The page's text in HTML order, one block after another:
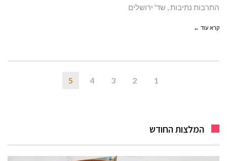
התרבות נתיבות , שד' ירושלים
קרא עוד ←
1
2
3
4
5
המלצות החודש